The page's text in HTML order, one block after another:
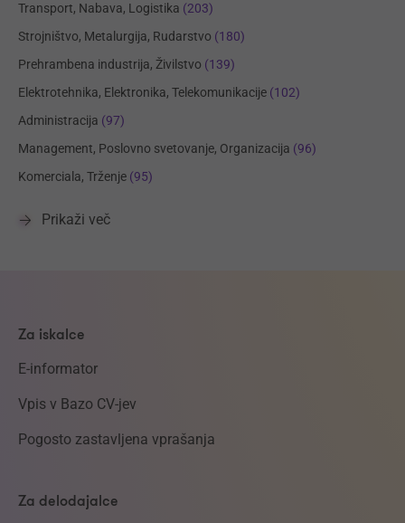
Transport, Nabava, Logistika (203)
Strojništvo, Metalurgija, Rudarstvo (180)
Prehrambena industrija, Živilstvo (139)
Elektrotehnika, Elektronika, Telekomunikacije (102)
Administracija (97)
Management, Poslovno svetovanje, Organizacija (96)
Komerciala, Trženje (95)
Prikaži več
Za iskalce
E-informator
Vpis v Bazo CV-jev
Pogosto zastavljena vprašanja
Za delodajalce